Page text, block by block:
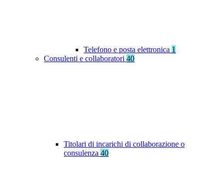
Telefono e posta elettronica 1
Consulenti e collaboratori 40
Titolari di incarichi di collaborazione o
consulenza 40